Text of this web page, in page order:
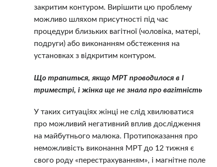
закритим контуром. Вирішити цю проблему
можливо шляхом присутності під час
процедури близьких вагітної (чоловіка, матері,
подруги) або виконанням обстеження на
установках з відкритим контуром.
Що трапиться, якщо МРТ проводилося в I
триместрі, і жінка ще не знала про вагітність
У таких ситуаціях жінці не слід хвилюватися
про можливий негативний вплив дослідження
на майбутнього малюка. Протипоказання про
неможливість виконання МРТ до 12 тижня є
свого роду «перестрахуванням», і магнітне поле